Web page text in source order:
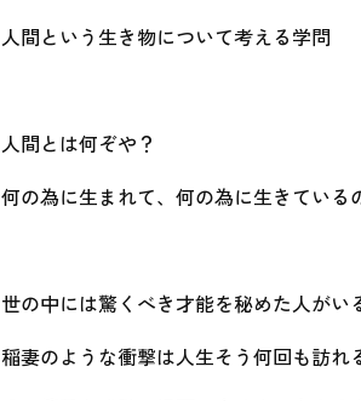
人間という生き物について考える学問
人間とは何ぞや？
何の為に生まれて、何の為に生きている
世の中には驚くべき才能を秘めた人がい
稲妻のような衝撃は人生そう何回も訪れ